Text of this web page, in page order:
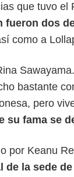
que tuvo el
fueron dos
como a
bastante
pero
su fama se
por Keanu
de la sede